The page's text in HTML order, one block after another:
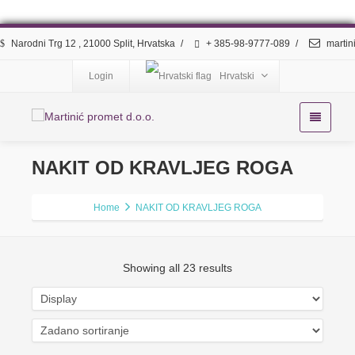
Narodni Trg 12 , 21000 Split, Hrvatska / + 385-98-9777-089 /
Login Hrvatski
NAKIT OD KRAVLJEG ROGA
Home NAKIT OD KRAVLJEG ROGA
Showing all 23 results